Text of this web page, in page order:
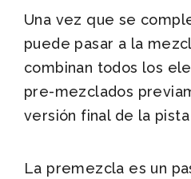
Una vez que se
puede pasar a la
combinan todos los
pre-mezclados
versión final de la
La premezcla es un